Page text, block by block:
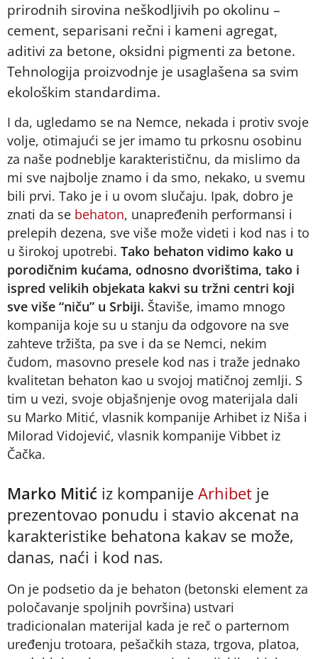
prirodnih sirovina neškodljivih po okolinu –
cement, separisani rečni i kameni agregat,
aditivi za betone, oksidni pigmenti za betone.
Tehnologija proizvodnje je usaglašena sa svim
ekološkim standardima.
I da, ugledamo se na Nemce, nekada i protiv svoje
volje, otimajući se jer imamo tu prkosnu osobinu
za naše podneblje karakterističnu, da mislimo da
mi sve najbolje znamo i da smo, nekako, u svemu
bili prvi. Tako je i u ovom slučaju. Ipak, dobro je
znati da se behaton, unapređenih performansi i
prelepih dezena, sve više može videti i kod nas i to
u širokoj upotrebi. Tako behaton vidimo kako u
porodičnim kućama, odnosno dvorištima, tako i
ispred velikih objekata kakvi su tržni centri koji
sve više “niču” u Srbiji. Štaviše, imamo mnogo
kompanija koje su u stanju da odgovore na sve
zahteve tržišta, pa sve i da se Nemci, nekim
čudom, masovno presele kod nas i traže jednako
kvalitetan behaton kao u svojoj matičnoj zemlji. S
tim u vezi, svoje objašnjenje ovog materijala dali
su Marko Mitić, vlasnik kompanije Arhibet iz Niša i
Milorad Vidojević, vlasnik kompanije Vibbet iz
Čačka.
Marko Mitić iz kompanije Arhibet je
prezentovao ponudu i stavio akcenat na
karakteristike behatona kakav se može,
danas, naći i kod nas.
On je podsetio da je behaton (betonski element za
poločavanje spoljnih površina) ustvari
tradicionalan materijal kada je reč o parternom
uređenju trotoara, pešačkih staza, trgova, platoa,